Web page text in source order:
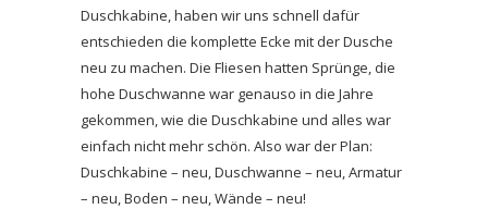
Duschkabine, haben wir uns schnell dafür
entschieden die komplette Ecke mit der Dusche
neu zu machen. Die Fliesen hatten Sprünge, die
hohe Duschwanne war genauso in die Jahre
gekommen, wie die Duschkabine und alles war
einfach nicht mehr schön. Also war der Plan:
Duschkabine – neu, Duschwanne – neu, Armatur
– neu, Boden – neu, Wände – neu!